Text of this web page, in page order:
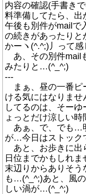
内容の確認(手書き
料準備してたら、
午後も別件がmailで
の続きがあったり
かーヽ(^.^;)丿って
あ、その別件mail
みたりと…(^_^;)
---
まぁ、昼の一番ピ
ける気にはなりま
してるのは、そー
ょっとだけ涼しい時
あぁ、で、でも…
が…今日はストック
あと、お歩きに出
日位までかもしれ
末辺りからありそ
も…(^_^;)あと、風
しい渦が…(^_^;)